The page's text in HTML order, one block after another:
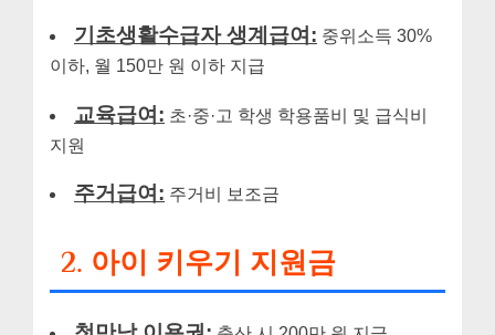
기초생활수급자 생계급여: 중위소득 30%
이하, 월 150만 원 이하 지급
교육급여: 초·중·고 학생 학용품비 및 급식비
지원
주거급여: 주거비 보조금
2. 아이 키우기 지원금